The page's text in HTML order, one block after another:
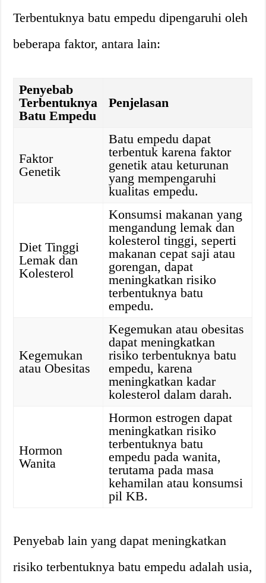
Terbentuknya batu empedu dipengaruhi oleh
beberapa faktor, antara lain:
Penyebab
Terbentuknya
Batu Empedu
Penjelasan
Faktor
Genetik
Batu empedu dapat
terbentuk karena faktor
genetik atau keturunan
yang mempengaruhi
kualitas empedu.
Diet Tinggi
Lemak dan
Kolesterol
Konsumsi makanan yang
mengandung lemak dan
kolesterol tinggi, seperti
makanan cepat saji atau
gorengan, dapat
meningkatkan risiko
terbentuknya batu
empedu.
Kegemukan
atau Obesitas
Kegemukan atau obesitas
dapat meningkatkan
risiko terbentuknya batu
empedu, karena
meningkatkan kadar
kolesterol dalam darah.
Hormon
Wanita
Hormon estrogen dapat
meningkatkan risiko
terbentuknya batu
empedu pada wanita,
terutama pada masa
kehamilan atau konsumsi
pil KB.
Penyebab lain yang dapat meningkatkan
risiko terbentuknya batu empedu adalah usia,